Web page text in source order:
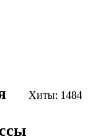
Хиты: 1484